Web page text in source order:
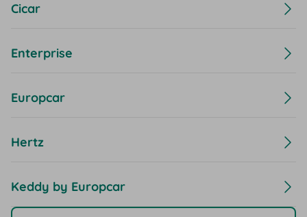
Cicar
Enterprise
Europcar
Hertz
Keddy by Europcar